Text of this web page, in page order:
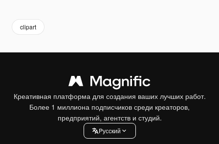
clipart
Креативная платформа для создания ваших лучших работ.
Более 1 миллиона подписчиков среди креаторов,
предприятий, агентств и студий.
Pусский